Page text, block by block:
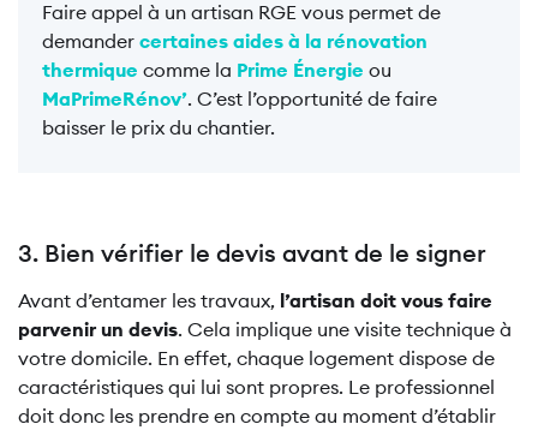
Faire appel à un artisan RGE vous permet de
demander certaines aides à la rénovation
thermique comme la Prime Énergie ou
MaPrimeRénov’. C’est l’opportunité de faire
baisser le prix du chantier.
3. Bien vérifier le devis avant de le signer
Avant d’entamer les travaux, l’artisan doit vous faire
parvenir un devis. Cela implique une visite technique à
votre domicile. En effet, chaque logement dispose de
caractéristiques qui lui sont propres. Le professionnel
doit donc les prendre en compte au moment d’établir